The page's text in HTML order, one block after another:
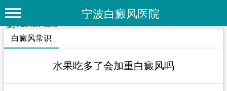
宁波白癜风医院
首 页
白癜风常识
水果吃多了会加重白癜风吗